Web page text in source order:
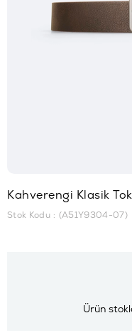
Kahverengi Klasik
Stok Kodu (A51Y9304-07)
Ürün